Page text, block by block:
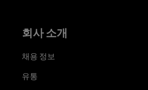
회사 소개
채용 정보
유통